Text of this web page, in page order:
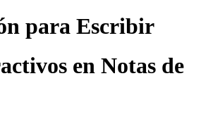
para Escribir
en Notas de